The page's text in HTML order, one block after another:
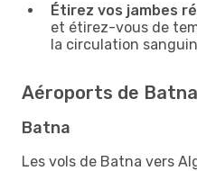
Étirez vos jambes
et étirez-vous de
la circulation
Aéroports de
Batna
Les vols de Batna vers